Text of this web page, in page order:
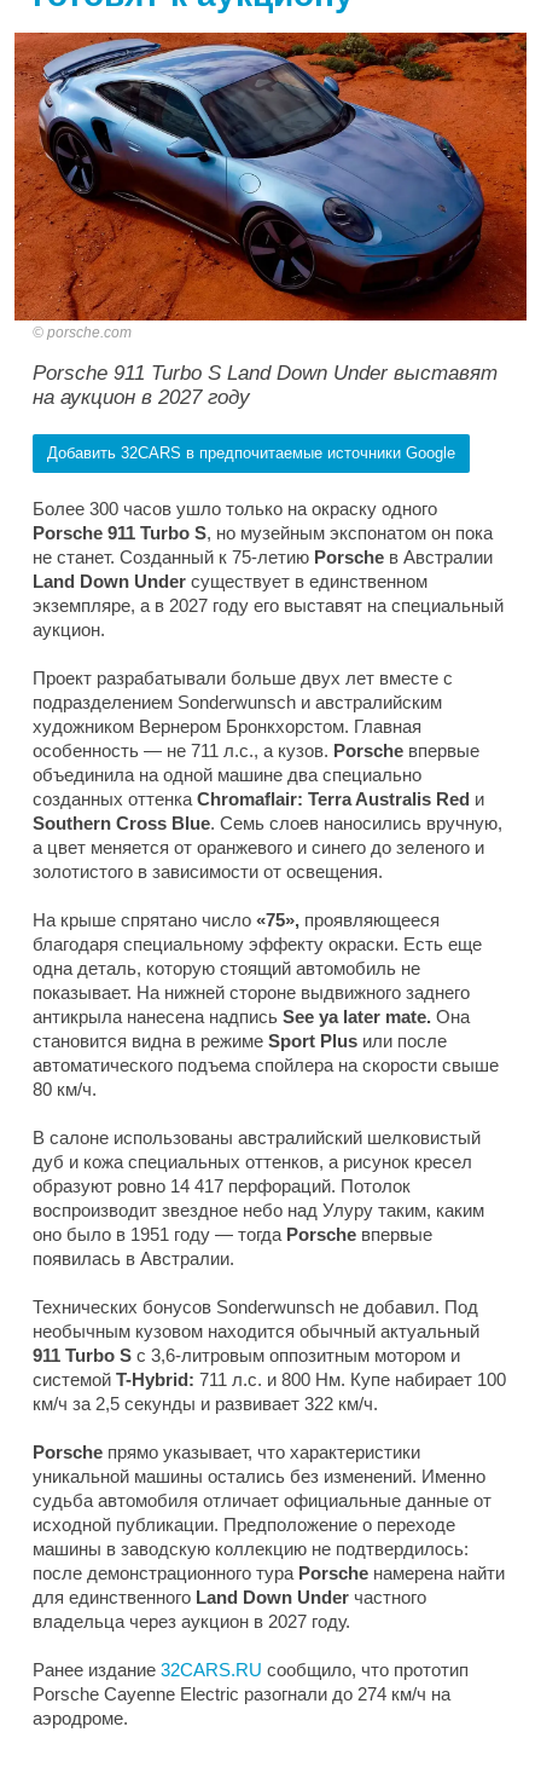
porsche.com
Porsche 911 Turbo S Land Down Under выставят
на аукцион в 2027 году
Добавить 32CARS в предпочитаемые источники Google
Более 300 часов ушло только на окраску одного
Porsche 911 Turbo S, но музейным экспонатом он пока
не станет. Созданный к 75-летию Porsche в Австралии
Land Down Under существует в единственном
экземпляре, а в 2027 году его выставят на специальный
аукцион.
Проект разрабатывали больше двух лет вместе с
подразделением Sonderwunsch и австралийским
художником Вернером Бронкхорстом. Главная
особенность — не 711 л.с., а кузов. Porsche впервые
объединила на одной машине два специально
созданных оттенка Chromaflair: Terra Australis Red и
Southern Cross Blue. Семь слоев наносились вручную,
а цвет меняется от оранжевого и синего до зеленого и
золотистого в зависимости от освещения.
На крыше спрятано число «75», проявляющееся
благодаря специальному эффекту окраски. Есть еще
одна деталь, которую стоящий автомобиль не
показывает. На нижней стороне выдвижного заднего
антикрыла нанесена надпись See ya later mate. Она
становится видна в режиме Sport Plus или после
автоматического подъема спойлера на скорости свыше
80 км/ч.
В салоне использованы австралийский шелковистый
дуб и кожа специальных оттенков, а рисунок кресел
образуют ровно 14 417 перфораций. Потолок
воспроизводит звездное небо над Улуру таким, каким
оно было в 1951 году — тогда Porsche впервые
появилась в Австралии.
Технических бонусов Sonderwunsch не добавил. Под
необычным кузовом находится обычный актуальный
911 Turbo S с 3,6-литровым оппозитным мотором и
системой T-Hybrid: 711 л.с. и 800 Нм. Купе набирает 100
км/ч за 2,5 секунды и развивает 322 км/ч.
Porsche прямо указывает, что характеристики
уникальной машины остались без изменений. Именно
судьба автомобиля отличает официальные данные от
исходной публикации. Предположение о переходе
машины в заводскую коллекцию не подтвердилось:
после демонстрационного тура Porsche намерена найти
для единственного Land Down Under частного
владельца через аукцион в 2027 году.
Ранее издание 32CARS.RU сообщило, что прототип
Porsche Cayenne Electric разогнали до 274 км/ч на
аэродроме.